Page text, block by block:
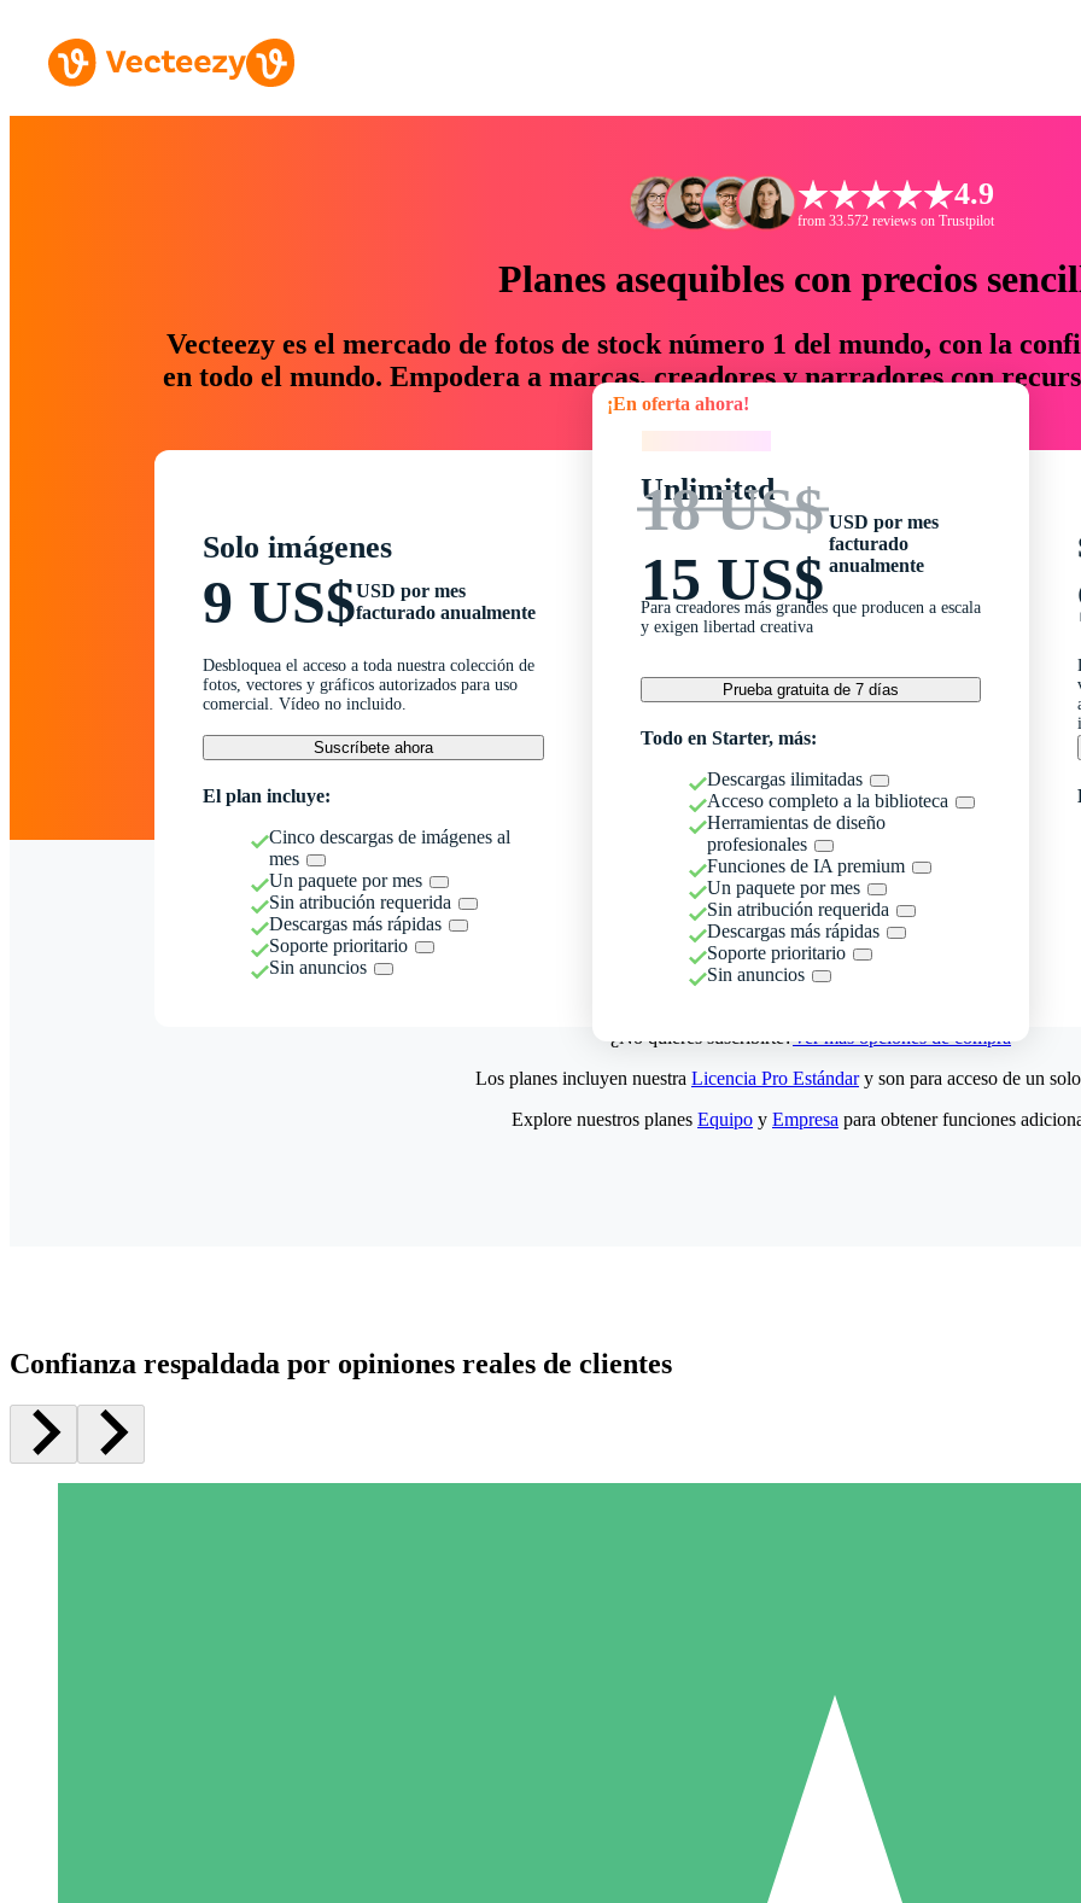
4.9
from 33.572 reviews on Trustpilot
Planes asequibles con precios
Vecteezy es el mercado de fotos de stock número 1 del mundo, con la
en todo el mundo. Empodera a marcas, creadores y narradores con
un 76 % en tiempo y presupuesto.
Solo imágenes
9 US$USD por mes
facturado anualmente
Desbloquea el acceso a toda nuestra colección de
fotos, vectores y gráficos autorizados para uso
comercial. Vídeo no incluido.
Suscríbete ahora
El plan incluye:
Cinco descargas de imágenes al
mes
Un paquete por mes
Sin atribución requerida
Descargas más rápidas
Soporte prioritario
Sin anuncios
¡En oferta ahora!
Unlimited
18 US$
15 US$
USD por mes
facturado
anualmente
Para creadores más grandes que producen a escala
y exigen libertad creativa
Prueba gratuita de 7 días
Todo en Starter, más:
Descargas ilimitadas
Acceso completo a la biblioteca
Herramientas de diseño
profesionales
Funciones de IA premium
Un paquete por mes
Sin atribución requerida
Descargas más rápidas
Soporte prioritario
Sin anuncios
¿No quieres suscribirte?Ver más opciones de compra
5 Descargas
15
Los planes incluyen nuestra Licencia Pro Estándary son para acceso de un
Explore nuestros planes Equipo y Empresa para obtener funciones
Confianza respaldada por opiniones reales de clientes